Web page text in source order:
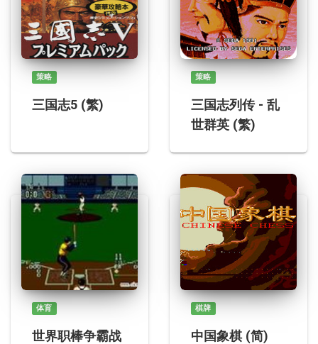
策略
三国志5 (繁)
策略
三国志列传 - 乱
世群英 (繁)
体育
世界职棒争霸战
棋牌
中国象棋 (简)